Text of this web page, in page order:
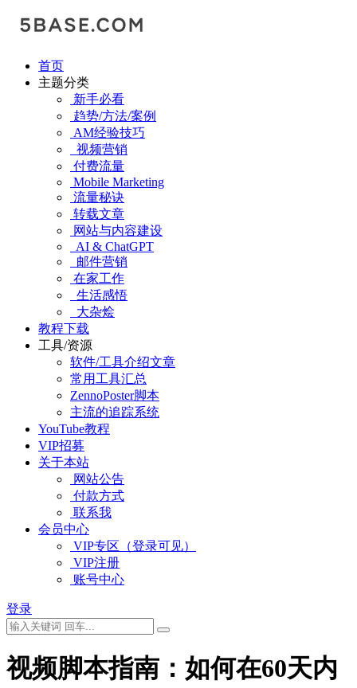
首页
主题分类
新手必看
趋势/方法/案例
AM经验技巧
视频营销
付费流量
Mobile Marketing
流量秘诀
转载文章
网站与内容建设
AI & ChatGPT
邮件营销
在家工作
生活感悟
大杂烩
教程下载
工具/资源
软件/工具介绍文章
常用工具汇总
ZennoPoster脚本
主流的追踪系统
YouTube教程
VIP招募
关于本站
网站公告
付款方式
联系我
会员中心
VIP专区（登录可见）
VIP注册
账号中心
登录
视频脚本指南：如何在60天内